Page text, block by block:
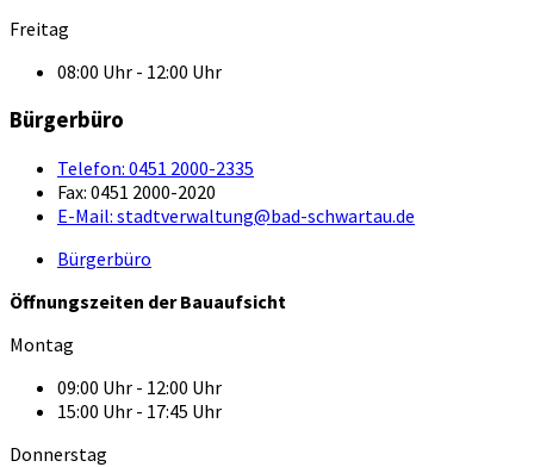
Freitag
08:00 Uhr - 12:00 Uhr
Bürgerbüro
Telefon: 0451 2000-2335
Fax: 0451 2000-2020
E-Mail: stadtverwaltung@bad-schwartau.de
Bürgerbüro
Öffnungszeiten der Bauaufsicht
Montag
09:00 Uhr - 12:00 Uhr
15:00 Uhr - 17:45 Uhr
Donnerstag